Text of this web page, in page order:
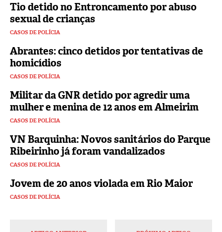
Tio detido no Entroncamento por abuso
sexual de crianças
CASOS DE POLÍCIA
Abrantes: cinco detidos por tentativas de
homicídios
CASOS DE POLÍCIA
Militar da GNR detido por agredir uma
mulher e menina de 12 anos em Almeirim
CASOS DE POLÍCIA
VN Barquinha: Novos sanitários do Parque
Ribeirinho já foram vandalizados
CASOS DE POLÍCIA
Jovem de 20 anos violada em Rio Maior
CASOS DE POLÍCIA